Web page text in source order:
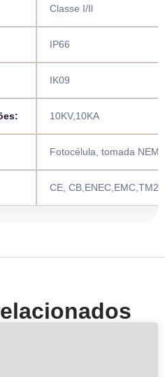
Classe I/Il
IP66
IK09
10KV,10KA
Fotocélula, tomada
CE,